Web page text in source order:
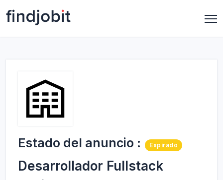
Estado del anuncio : Expirado
Desarrollador Fullstack